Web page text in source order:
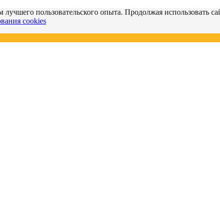
пользовательского опыта. Продолжая использовать
cookies